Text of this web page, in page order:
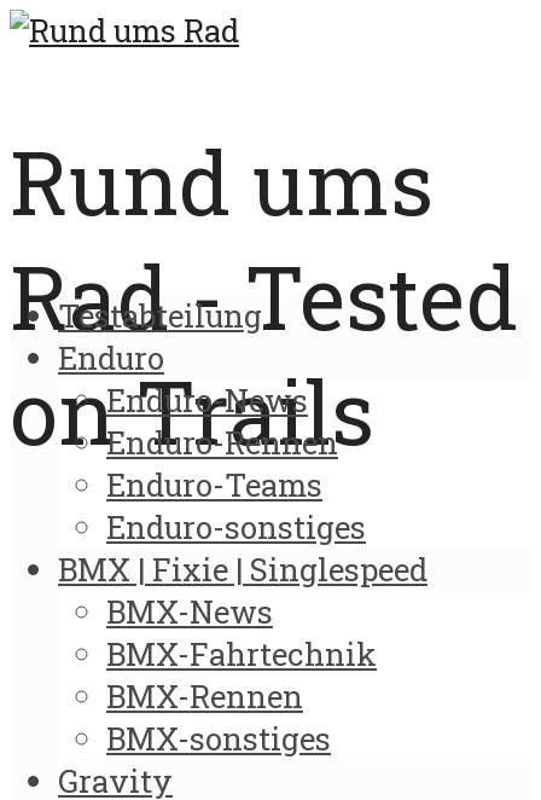
Rund ums
Rad - Tested
on Trails
Testabteilung
Enduro
Enduro-News
Enduro-Rennen
Enduro-Teams
Enduro-sonstiges
BMX | Fixie | Singlespeed
BMX-News
BMX-Fahrtechnik
BMX-Rennen
BMX-sonstiges
Gravity